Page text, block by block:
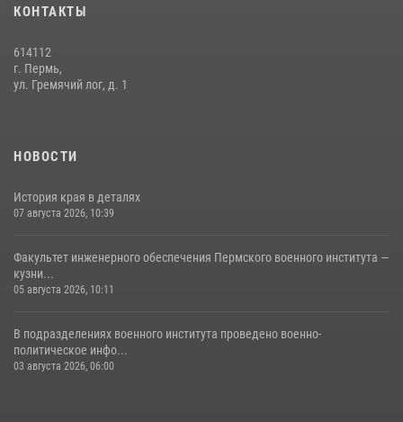
07 августа 2026, 10:39
КОНТАКТЫ
614112
г. Пермь,
ул. Гремячий лог, д. 1
НОВОСТИ
История края в деталях
07 августа 2026, 10:39
Факультет инженерного обеспечения Пермского военного института —
кузни...
05 августа 2026, 10:11
В подразделениях военного института проведено военно-
политическое инфо...
03 августа 2026, 06:00